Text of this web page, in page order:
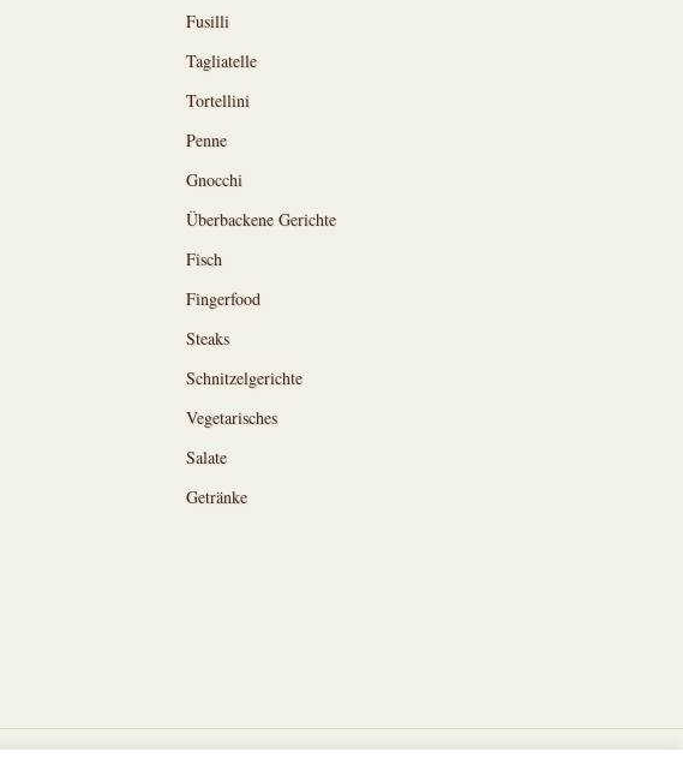
Fusilli
Tagliatelle
Tortellini
Penne
Gnocchi
Überbackene Gerichte
Fisch
Fingerfood
Steaks
Schnitzelgerichte
Vegetarisches
Salate
Getränke